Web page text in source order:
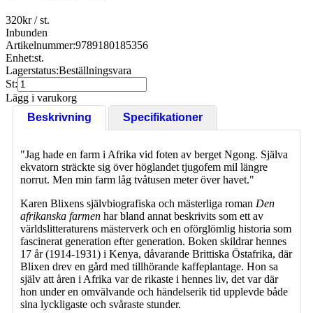
320kr/ st.
Inbunden
Artikelnummer:9789180185356
Enhet:st.
Lagerstatus:Beställningsvara
St:
Lägg i varukorg
Beskrivning
Specifikationer
"Jag hade en farm i Afrika vid foten av berget Ngong. Själva
ekvatorn sträckte sig över höglandet tjugofem mil längre
norrut. Men min farm låg tvåtusen meter över havet."
Karen Blixens självbiografiska och mästerliga roman Den
afrikanska farmen har bland annat beskrivits som ett av
världslitteraturens mästerverk och en oförglömlig historia som
fascinerat generation efter generation. Boken skildrar hennes
17 år (1914-1931) i Kenya, dåvarande Brittiska Östafrika, där
Blixen drev en gård med tillhörande kaffeplantage. Hon sa
själv att åren i Afrika var de rikaste i hennes liv, det var där
hon under en omvälvande och händelserik tid upplevde både
sina lyckligaste och svåraste stunder.